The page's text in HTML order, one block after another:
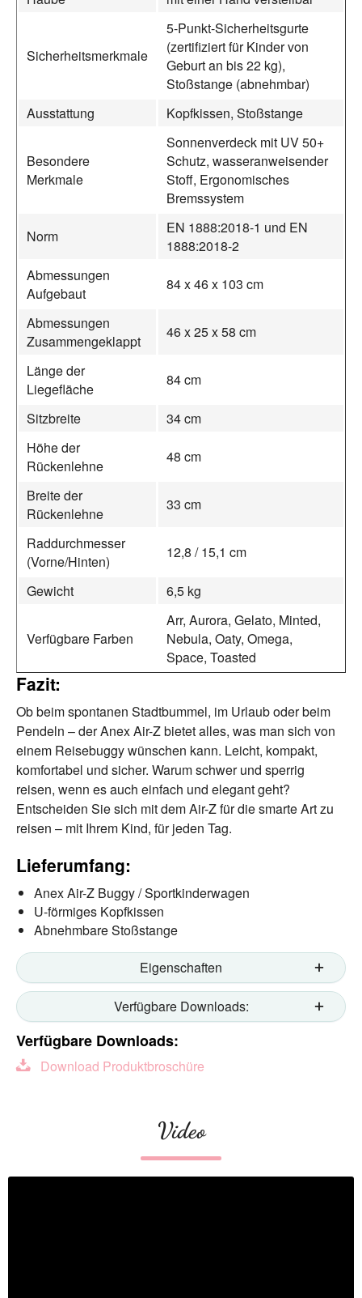
Sicherheitsmerkmale
5-Punkt-Sicherheitsgurte
(zertifiziert für Kinder von
Geburt an bis 22 kg),
Stoßstange (abnehmbar)
Ausstattung
Kopfkissen, Stoßstange
Besondere
Merkmale
Sonnenverdeck mit UV 50+
Schutz, wasseranweisender
Stoff, Ergonomisches
Bremssystem
Norm
EN 1888:2018-1 und EN
1888:2018-2
Abmessungen
Aufgebaut
84 x 46 x 103 cm
Abmessungen
Zusammengeklappt
46 x 25 x 58 cm
Länge der
Liegefläche
84 cm
Sitzbreite
34 cm
Höhe der
Rückenlehne
48 cm
Breite der
Rückenlehne
33 cm
Raddurchmesser
(Vorne/Hinten)
12,8 / 15,1 cm
Gewicht 6,5 kg
Verfügbare Farben
Arr, Aurora, Gelato, Minted,
Nebula, Oaty, Omega,
Space, Toasted
Fazit:
Ob beim spontanen Stadtbummel, im Urlaub oder beim
Pendeln – der Anex Air-Z bietet alles, was man sich von
einem Reisebuggy wünschen kann. Leicht, kompakt,
komfortabel und sicher. Warum schwer und sperrig
reisen, wenn es auch einfach und elegant geht?
Entscheiden Sie sich mit dem Air-Z für die smarte Art zu
reisen – mit Ihrem Kind, für jeden Tag.
Lieferumfang:
Anex Air-Z Buggy / Sportkinderwagen
U-förmiges Kopfkissen
Abnehmbare Stoßstange
Eigenschaften
Verfügbare Downloads:
Verfügbare Downloads:
Download Produktbroschüre
Video